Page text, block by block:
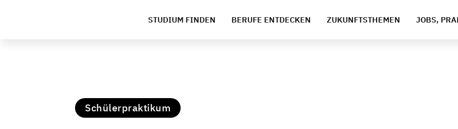
STUDIUM FINDEN BERUFE ENTDECKEN ZUKUNFTSTHEMEN JOBS,
Schülerpraktikum